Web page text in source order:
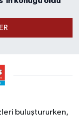
buluştururken,